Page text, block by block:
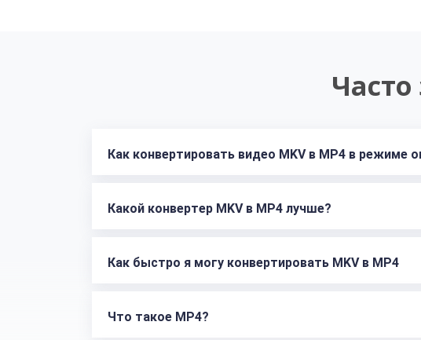
Как конвертировать видео MKV в MP4 в режиме
Какой конвертер MKV в MP4 лучше?
Как быстро я могу конвертировать MKV в MP4
Что такое MP4?